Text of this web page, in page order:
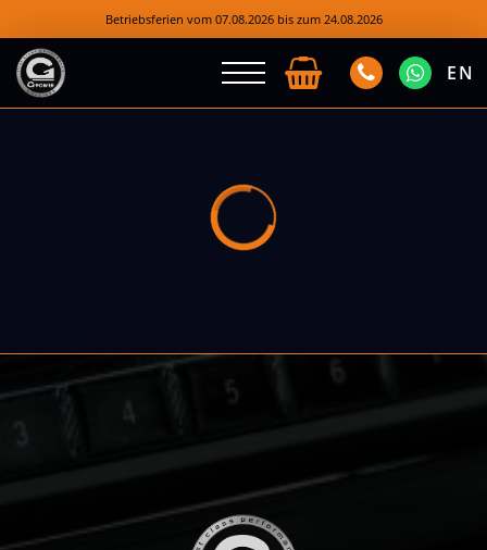
Betriebsferien vom 07.08.2026 bis zum 24.08.2026
EN